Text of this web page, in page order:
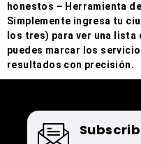
honestos – Herramienta
Simplemente ingresa tu
los tres) para ver una
puedes marcar los
resultados con precisión.